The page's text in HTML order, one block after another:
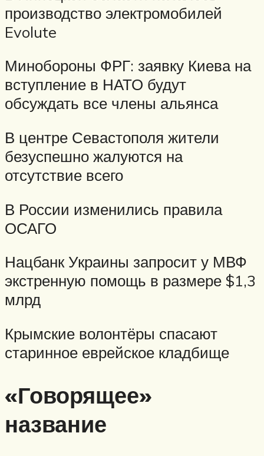
производство электромобилей
Evolute
Минобороны ФРГ: заявку Киева на
вступление в НАТО будут
обсуждать все члены альянса
В центре Севастополя жители
безуспешно жалуются на
отсутствие всего
В России изменились правила
ОСАГО
Нацбанк Украины запросит у МВФ
экстренную помощь в размере $1,3
млрд
Крымские волонтёры спасают
старинное еврейское кладбище
«Говорящее»
название